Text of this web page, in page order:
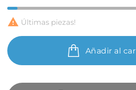
 Últimas piezas!
Añadir al